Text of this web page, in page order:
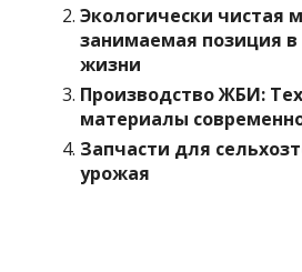
Экологически чистая
занимаемая позиция в
жизни
Производство ЖБИ:
материалы
Запчасти для
урожая